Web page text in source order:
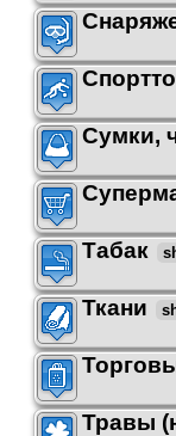
Сумки,
Табак
Ткани
Травы